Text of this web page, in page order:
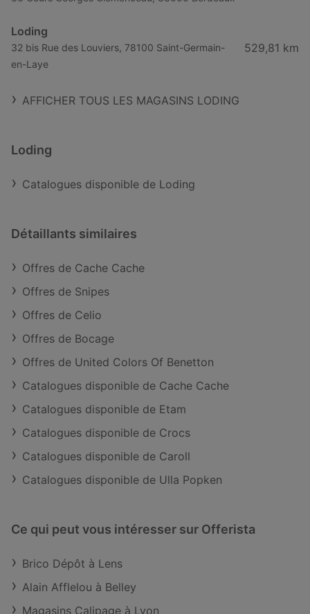
Loding
32 bis Rue des Louviers, 78100 Saint-Germain-
en-Laye
529,81 km
AFFICHER TOUS LES MAGASINS LODING
Loding
Catalogues disponible de Loding
Détaillants similaires
Offres de Cache Cache
Offres de Snipes
Offres de Celio
Offres de Bocage
Offres de United Colors Of Benetton
Catalogues disponible de Cache Cache
Catalogues disponible de Etam
Catalogues disponible de Crocs
Catalogues disponible de Caroll
Catalogues disponible de Ulla Popken
Ce qui peut vous intéresser sur Offerista
Brico Dépôt à Lens
Alain Afflelou à Belley
Magasins Calipage à Lyon